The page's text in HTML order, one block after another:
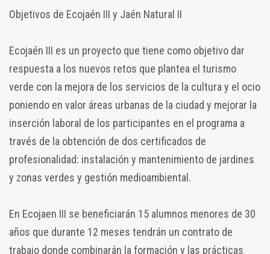
Objetivos de Ecojaén III y Jaén Natural II
Ecojaén III es un proyecto que tiene como objetivo dar
respuesta a los nuevos retos que plantea el turismo
verde con la mejora de los servicios de la cultura y el ocio
poniendo en valor áreas urbanas de la ciudad y mejorar la
inserción laboral de los participantes en el programa a
través de la obtención de dos certificados de
profesionalidad: instalación y mantenimiento de jardines
y zonas verdes y gestión medioambiental.
En Ecojaen III se beneficiarán 15 alumnos menores de 30
años que durante 12 meses tendrán un contrato de
trabajo donde combinarán la formación y las prácticas